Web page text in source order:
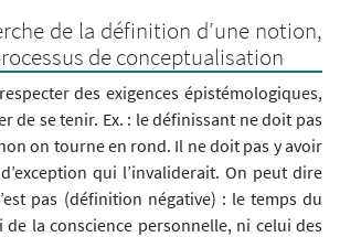
de la définition d’une notion,
de conceptualisation
des exigences épistémologiques,
de se tenir. Ex. : le définissant ne doit pas
on tourne en rond. Il ne doit pas y avoir
qui l’invaliderait. On peut dire
pas (définition négative) : le temps du
de la conscience personnelle, ni celui des